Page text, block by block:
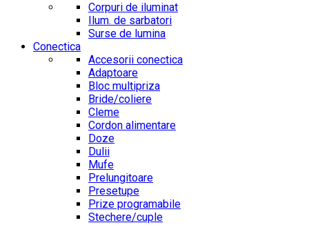
Corpuri de iluminat
Ilum. de sarbatori
Surse de lumina
Conectica
Accesorii conectica
Adaptoare
Bloc multipriza
Bride/coliere
Cleme
Cordon alimentare
Doze
Dulii
Mufe
Prelungitoare
Presetupe
Prize programabile
Stechere/cuple